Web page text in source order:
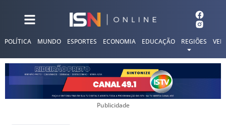
POLÍTICA MUNDO ESPORTES ECONOMIA EDUCAÇÃO REGIÕES
Publicidade